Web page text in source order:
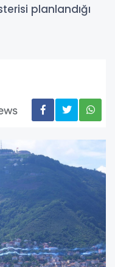
planlandığı